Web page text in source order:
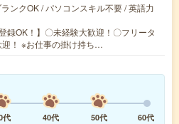
ンクOK / パソコンスキル不要 / 英語力
録OK！】〇未経験大歓迎！〇フリータ
！ ※お仕事の掛け持ち…
代 40代 50代
60代